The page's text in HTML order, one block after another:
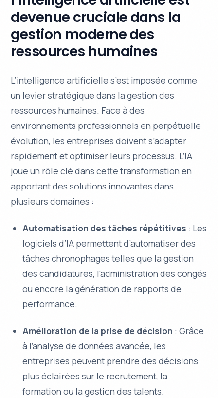
devenue cruciale dans la
gestion moderne des
ressources humaines
L’intelligence artificielle s’est imposée comme
un levier stratégique dans la gestion des
ressources humaines. Face à des
environnements professionnels en perpétuelle
évolution, les entreprises doivent s’adapter
rapidement et optimiser leurs processus. L’IA
joue un rôle clé dans cette transformation en
apportant des solutions innovantes dans
plusieurs domaines :
Automatisation des tâches répétitives : Les
logiciels d’IA permettent d’automatiser des
tâches chronophages telles que la gestion
des candidatures, l’administration des congés
ou encore la génération de rapports de
performance.
Amélioration de la prise de décision : Grâce
à l’analyse de données avancée, les
entreprises peuvent prendre des décisions
plus éclairées sur le recrutement, la
formation ou la gestion des talents.